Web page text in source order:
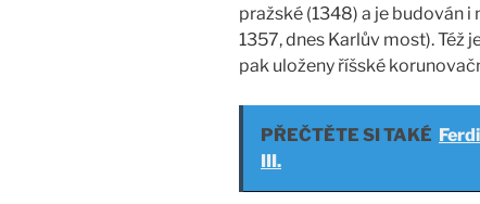
pražské (1348) a je budován
1357, dnes Karlův most). Též
pak uloženy říšské
PŘEČTĚTE SI TAKÉ
III.